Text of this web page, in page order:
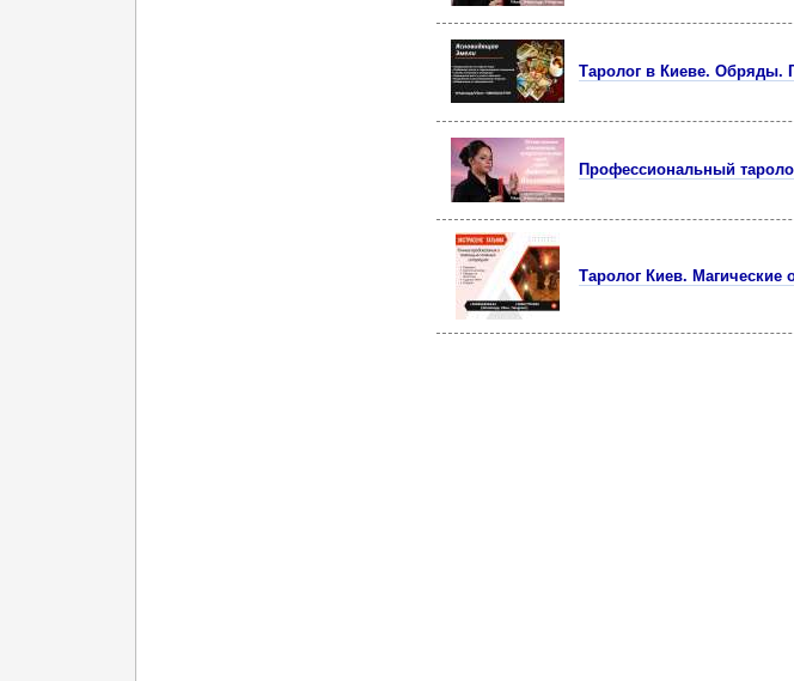
Таролог в Киеве. Обряды.
Профессиональный
Таролог Киев.